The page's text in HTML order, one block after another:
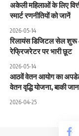
अकेली महिलाओं के लिए
स्मार्ट रणनीतियों को जानें
2026-05-14
रिलायंस डिजिटल सेल शुरू
रेफ्रिजरेटर पर भारी छूट
2026-05-14
आठवें वेतन आयोग का
वेतन वृद्धि योजना, बाकी
2026-04-25